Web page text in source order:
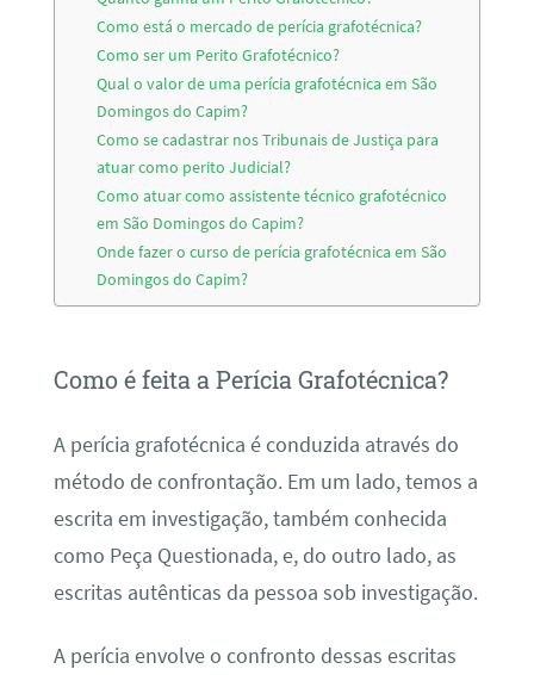
Como está o mercado de perícia grafotécnica?
Como ser um Perito Grafotécnico?
Qual o valor de uma perícia grafotécnica em São
Domingos do Capim?
Como se cadastrar nos Tribunais de Justiça para
atuar como perito Judicial?
Como atuar como assistente técnico grafotécnico
em São Domingos do Capim?
Onde fazer o curso de perícia grafotécnica em São
Domingos do Capim?
Como é feita a Perícia Grafotécnica?
A perícia grafotécnica é conduzida através do
método de confrontação. Em um lado, temos a
escrita em investigação, também conhecida
como Peça Questionada, e, do outro lado, as
escritas autênticas da pessoa sob investigação.
A perícia envolve o confronto dessas escritas